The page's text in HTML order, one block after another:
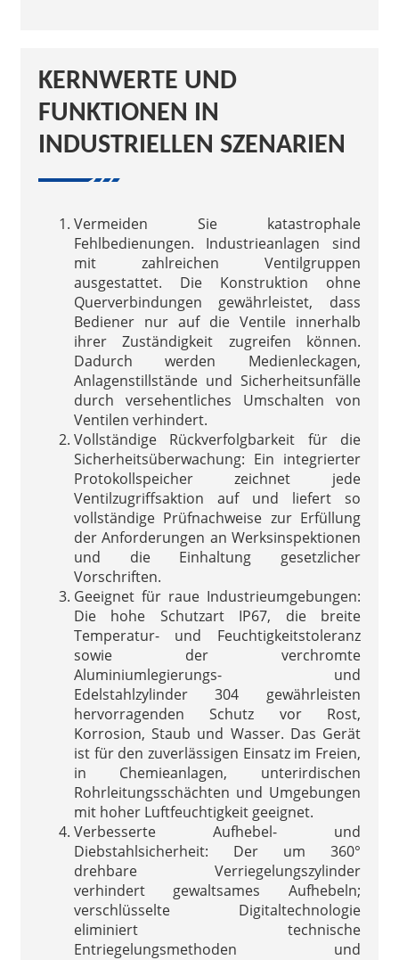
KERNWERTE UND
FUNKTIONEN IN
INDUSTRIELLEN SZENARIEN
Vermeiden Sie katastrophale
Fehlbedienungen. Industrieanlagen sind
mit zahlreichen Ventilgruppen
ausgestattet. Die Konstruktion ohne
Querverbindungen gewährleistet, dass
Bediener nur auf die Ventile innerhalb
ihrer Zuständigkeit zugreifen können.
Dadurch werden Medienleckagen,
Anlagenstillstände und Sicherheitsunfälle
durch versehentliches Umschalten von
Ventilen verhindert.
Vollständige Rückverfolgbarkeit für die
Sicherheitsüberwachung: Ein integrierter
Protokollspeicher zeichnet jede
Ventilzugriffsaktion auf und liefert so
vollständige Prüfnachweise zur Erfüllung
der Anforderungen an Werksinspektionen
und die Einhaltung gesetzlicher
Vorschriften.
Geeignet für raue Industrieumgebungen:
Die hohe Schutzart IP67, die breite
Temperatur- und Feuchtigkeitstoleranz
sowie der verchromte
Aluminiumlegierungs- und
Edelstahlzylinder 304 gewährleisten
hervorragenden Schutz vor Rost,
Korrosion, Staub und Wasser. Das Gerät
ist für den zuverlässigen Einsatz im Freien,
in Chemieanlagen, unterirdischen
Rohrleitungsschächten und Umgebungen
mit hoher Luftfeuchtigkeit geeignet.
Verbesserte Aufhebel- und
Diebstahlsicherheit: Der um 360°
drehbare Verriegelungszylinder
verhindert gewaltsames Aufhebeln;
verschlüsselte Digitaltechnologie
eliminiert technische
Entriegelungsmethoden und